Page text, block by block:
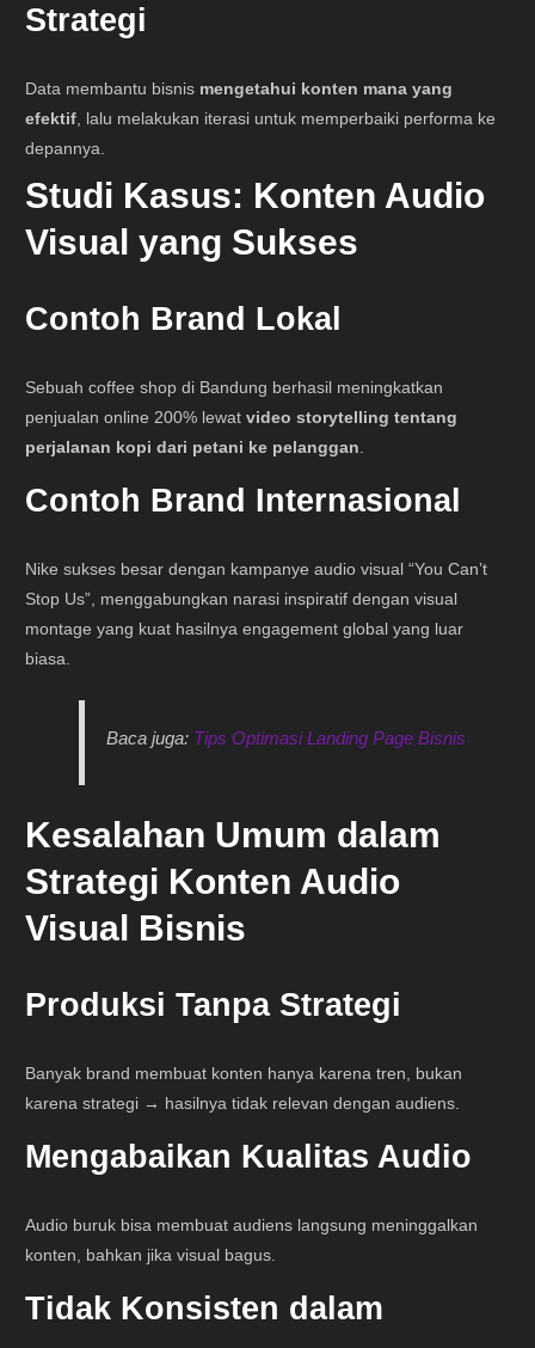
Strategi
Data membantu bisnis mengetahui konten mana yang
efektif , lalu melakukan iterasi untuk memperbaiki performa ke
depannya.
Studi Kasus: Konten Audio
Visual yang Sukses
Contoh Brand Lokal
Sebuah coffee shop di Bandung berhasil meningkatkan
penjualan online 200% lewatvideo storytelling tentang
perjalanan kopi dari petani ke pelanggan
Contoh Brand Internasional
Nike sukses besar dengan kampanye audio visual “You Can’t
Stop Us”, menggabungkan narasi inspiratif dengan visual
montage yang kuat hasilnya engagement global yang luar
biasa.
Baca juga: Tips Optimasi Landing Page Bisnis
Kesalahan Umum dalam
Strategi Konten Audio
Visual Bisnis
Produksi Tanpa Strategi
Banyak brand membuat konten hanya karena tren, bukan
karena strategi → hasilnya tidak relevan dengan audiens.
Mengabaikan Kualitas Audio
Audio buruk bisa membuat audiens langsung meninggalkan
konten, bahkan jika visual bagus.
Tidak Konsisten dalam